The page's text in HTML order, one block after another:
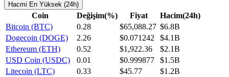
Hacmi En Yüksek (24h)
Coin Değişim(%) Fiyat
Hacim(24h)
Bitcoin (BTC)
0.28 $65,088.27 $6.8B
Dogecoin (DOGE)
2.26 $0.071242
$4.1B
Ethereum (ETH)
0.52 $1,922.36
$2.1B
USD Coin (USDC)
0.01 $0.999877
$1.5B
Litecoin (LTC)
0.33 $45.77
$1.2B